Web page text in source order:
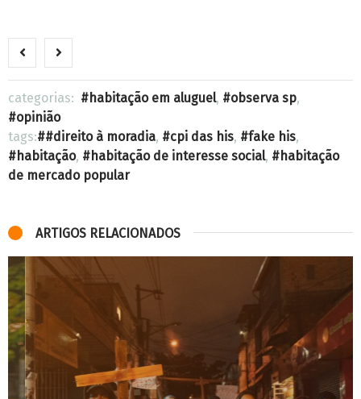
categorias: habitação em aluguel, observa sp,
opinião
tags:
#direito à moradia, cpi das his, fake his,
habitação, habitação de interesse social,
habitação
de mercado popular
ARTIGOS RELACIONADOS